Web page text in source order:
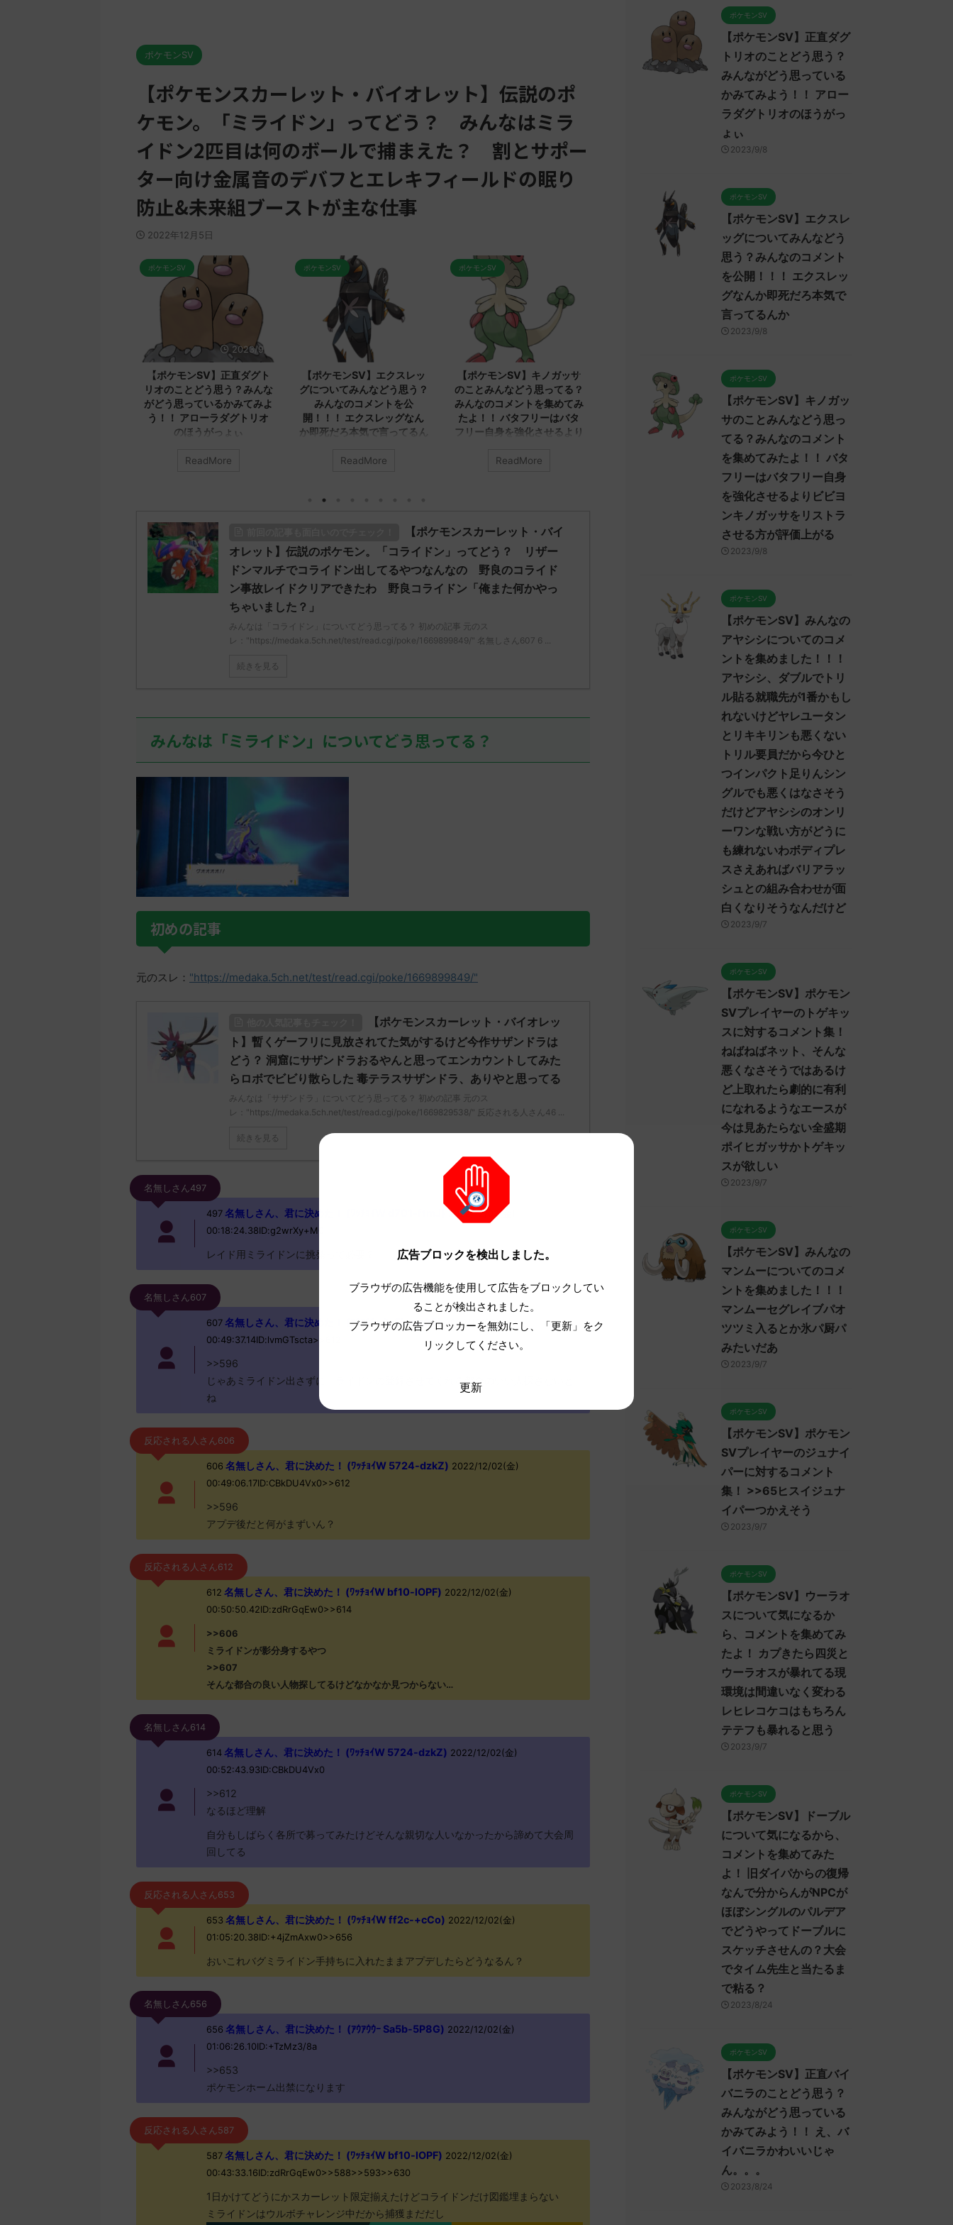
ポケモンSV
【ポケモンスカーレット・バイオレット】伝説のポ
ケモン。「ミライドン」ってどう？ みんなはミラ
イドン2匹目は何のボールで捕まえた？ 割とサポー
ター向け金属音のデバフとエレキフィールドの眠り
防止&未来組ブーストが主な仕事
2022年12月5日
2023/9/8
【ポケモンSV】正直ダグト
リオのことどう思う？みんな
がどう思っているかみてみよ
う！！ アローラダグトリオ
のほうがっょぃ
どう思ってる？ 初めの記事 元の
無しさん0701 0701 名無しさん、
君に決めた！ (ﾜｯﾁｮｲW e22c-
t4wz) 2023/07/02(日)
18:28:06.00ID:O9D7O9iU0 リージ
ョンでも何でもないのにただただ
ダグトリオと同じ種族値で弱くさ
ポケモンSV
2023/9/8
【ポケモンSV】エクスレッ
グについてみんなどう思う？
みんなのコメントを公
開！！！ エクスレッグなん
か即死だろ本気で言ってるん
みんなは「エクスレッグ」につい
君に決めた！ (ﾜｯﾁｮｲW d56d-
01:07:00.69ID:oUI00NrJ0 エクス
レッグヘルムかっこいいから助か
る 名無しさん0971 0971 名無しさ
NwUu) 2023/06/28(水 ...
2023/9/8
【ポケモンSV】キノガッサ
のことみんなどう思ってる？
みんなのコメントを集めてみ
たよ！！ バタフリーはバタ
フリー自身を強化させるより
ラさせる方が評価上がる
/read.cgi/poke/1687575951/" 反
応される人さん0623 0623 名無し
さん、君に決めた！ (ｱｳｱｳｳｰ
Sa69-sI2x) 2023/06/27(火)
08:19:23.39ID:KfVqw9Gna 胞子を
無しさん、君に決めた！ (ﾜｯﾁｮｲW
【ポケモンSV】みんなのア
ヤシシについてのコメントを
集めました！！！ アヤシ
シ、ダブルでトリル貼る就職
先が1番かもしれないけどヤ
ディプレスさえあればバリア
みんなは「アヤシシ」についてど
う思ってる？ 初めの記事 元のス
レ："https://medaka.5ch.net/test
/read.cgi/poke/1685459114/" 反応
される人さん0055 0055 名無しさ
ん、君に決めた！ (ｽｯﾌﾟ Sdbf-
て、アヤシシ様でアイキャンフラ
ん0 ...
【ポケモンSV】ポケモンSV
プレイヤーのトゲキッスに対
するコメント集！ ねばねば
ネット、そんな悪くなさそう
ではあるけど上取れたら劇的
に有利になれるようなエース
が今は見あたらない全盛期ポ
イヒガッサかトゲキッスが欲
どう思ってる？ 初めの記事 元の
レ："https://medaka.5ch.net/test
ん、君に決めた！ (ﾃﾃﾝﾃﾝﾃﾝ
MM7f-faBw) 2023/06/01(木)
23:53:19.96ID:X6LFL4hoM なんで
トゲキッスちゃんをパルデアに入
れてくんないの酷い 反応される人
さん0938 0938 名無しさん、君に
決めた！ (ｽﾌﾟｯｯ Sdbf-EFSw) ...
ReadMore
【ポケモンスカーレット・バイ
オレット】伝説のポケモン。「コライドン」ってどう？ リザー
ドンマルチでコライドン出してるやつなんなの 野良のコライド
ン事故レイドクリアできたわ 野良コライドン「俺また何かやっ
ちゃいました？」
みんなは「コライドン」についてどう思ってる？ 初めの記事 元のス
レ："https://medaka.5ch.net/test/read.cgi/poke/1669899849/" 名無しさん607 6 ...
続きを見る
みんなは「ミライドン」についてどう思ってる？
初めの記事
元のスレ： "https://medaka.5ch.net/test/read.cgi/poke/1669899849/"
【ポケモンスカーレット・バイオレッ
ト】暫くゲーフリに見放されてた気がするけど今作サザンドラは
どう？ 洞窟にサザンドラおるやんと思ってエンカウントしてみた
らロボでビビり散らした 毒テラスサザンドラ、ありやと思ってる
みんなは「サザンドラ」についてどう思ってる？ 初めの記事 元のス
レ："https://medaka.5ch.net/test/read.cgi/poke/1669829538/" 反応される人さん46 ...
続きを見る
名無しさん497
497名無しさん、君に決めた！ (ﾜｯﾁｮｲW d701-ftmJ)
2022/12/02(金)
00:18:24.38ID:g2wrXy+M0
レイド用ミライドンに挑発って必要？
名無しさん607
607名無しさん、君に決めた！ (ｱｳｱｳｳｰ Sa5b-na20)2022/12/02(金)
00:49:37.14ID:lvmGTscta>>612
>>596
じゃあミライドン出さずにコライドンの登録させてくれる都合のいい人探さないと
ね
反応される人さん606
606 名無しさん、君に決めた！ (ﾜｯﾁｮｲW 5724-dzkZ) 2022/12/02(金)
00:49:06.17ID:CBkDU4Vx0>>612
>>596
アプデ後だと何がまずいん？
反応される人さん612
612 名無しさん、君に決めた！ (ﾜｯﾁｮｲW bf10-lOPF) 2022/12/02(金)
00:50:50.42ID:zdRrGqEw0>>614
>>606
ミライドンが影分身するやつ
>>607
そんな都合の良い人物探してるけどなかなか見つからない…
名無しさん614
614名無しさん、君に決めた！ (ﾜｯﾁｮｲW 5724-dzkZ) 2022/12/02(金)
00:52:43.93ID:CBkDU4Vx0
>>612
なるほど理解
自分もしばらく各所で募ってみたけどそんな親切な人いなかったから諦めて大会周
回してる
反応される人さん653
653 名無しさん、君に決めた！ (ﾜｯﾁｮｲW ff2c-+cCo) 2022/12/02(金)
01:05:20.38ID:+4jZmAxw0>>656
おいこれバグミライドン手持ちに入れたままアプデしたらどうなるん？
名無しさん656
656 名無しさん、君に決めた！ (ｱｳｱｳｳｰ Sa5b-5P8G) 2022/12/02(金)
01:06:26.10ID:+TzMz3/8a
>>653
ポケモンホーム出禁になります
反応される人さん587
587名無しさん、君に決めた！ (ﾜｯﾁｮｲW bf10-lOPF) 2022/12/02(金)
00:43:33.16ID:zdRrGqEw0>>588>>593>>630
1日かけてどうにかスカーレット限定揃えたけどコライドンだけ図鑑埋まらない
ミライドンはウルボチャレンジ中だから捕獲まだだし
ポケモンSV
【ポケモンSV】正直ダグ
トリオのことどう思う？
みんながどう思っている
かみてみよう！！ アロー
ラダグトリオのほうがっ
ょぃ
2023/9/8
ポケモンSV
【ポケモンSV】エクスレ
ッグについてみんなどう
思う？みんなのコメント
を公開！！！ エクスレッ
グなんか即死だろ本気で
言ってるんか
2023/9/8
ポケモンSV
【ポケモンSV】キノガッ
サのことみんなどう思っ
てる？みんなのコメント
を集めてみたよ！！ バタ
フリーはバタフリー自身
を強化させるよりビビヨ
ンキノガッサをリストラ
させる方が評価上がる
2023/9/8
ポケモンSV
【ポケモンSV】みんなの
アヤシシについてのコメ
ントを集めました！！！
アヤシシ、ダブルでトリ
ル貼る就職先が1番かもし
れないけどヤレユータン
とリキキリンも悪くない
トリル要員だから今ひと
つインパクト足りんシン
グルでも悪くはなさそう
だけどアヤシシのオンリ
ーワンな戦い方がどうに
も練れないわボディプレ
スさえあればバリアラッ
シュとの組み合わせが面
白くなりそうなんだけど
2023/9/7
ポケモンSV
【ポケモンSV】ポケモン
SVプレイヤーのトゲキッ
スに対するコメント集！
ねばねばネット、そんな
悪くなさそうではあるけ
ど上取れたら劇的に有利
になれるようなエースが
今は見あたらない全盛期
ポイヒガッサかトゲキッ
スが欲しい
2023/9/7
ポケモンSV
【ポケモンSV】みんなの
マンムーについてのコメ
ントを集めました！！！
マンムーセグレイブパオ
ツツミ入るとか氷パ厨パ
みたいだあ
2023/9/7
ポケモンSV
【ポケモンSV】ポケモン
SVプレイヤーのジュナイ
パーに対するコメント
集！ >>65ヒスイジュナ
イパーつかえそう
2023/9/7
ポケモンSV
【ポケモンSV】ウーラオ
スについて気になるか
ら、コメントを集めてみ
たよ！ カプきたら四災と
ウーラオスが暴れてる現
環境は間違いなく変わる
レヒレコケコはもちろん
テテフも暴れると思う
2023/9/7
ポケモンSV
【ポケモンSV】ドーブル
について気になるから、
コメントを集めてみた
よ！ 旧ダイパからの復帰
なんで分からんがNPCが
ほぼシングルのパルデア
でどうやってドーブルに
スケッチさせんの？大会
でタイム先生と当たるま
で粘る？
2023/8/24
ポケモンSV
【ポケモンSV】正直バイ
バニラのことどう思う？
みんながどう思っている
かみてみよう！！ え、バ
イバニラかわいいじゃ
ん。。。
2023/8/24
広告ブロックを検出しました。
ブラウザの広告機能を使用して広告をブロックしてい
ることが検出されました。
ブラウザの広告ブロッカーを無効にし、「更新」をク
リックしてください。
更新